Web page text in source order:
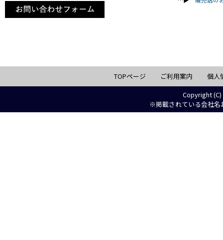
TOPページ ご利用案内
個人
Copyright
※掲載されている会社名